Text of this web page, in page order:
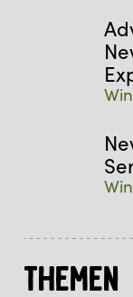
Themen